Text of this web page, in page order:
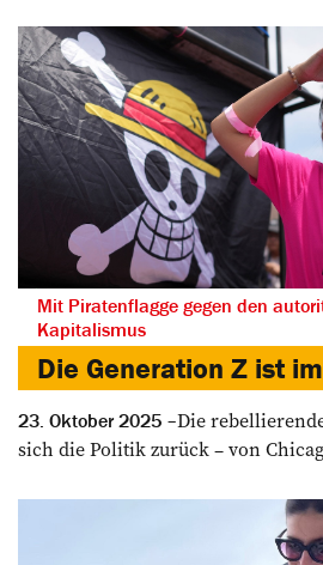
Mit Piratenflagge gegen den
Kapitalismus
Die Generation Z ist
23. Oktober 2025
Die
sich die Politik zurück – von